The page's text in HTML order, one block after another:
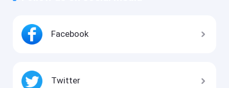
Facebook
Twitter